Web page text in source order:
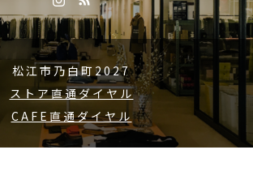
松江市乃白町2027
ストア直通ダイヤル
CAFE直通ダイヤル